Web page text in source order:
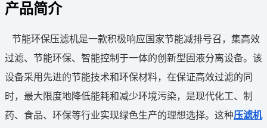
产品简介
节能环保压滤机是一款积极响应国家节能减排号召，集高效
过滤、节能环保、智能控制于一体的创新型固液分离设备。该
设备采用先进的节能技术和环保材料，在保证高效过滤的同
时，最大限度地降低能耗和减少环境污染，是现代化工、制
药、食品、环保等行业实现绿色生产的理想选择。这种压滤机